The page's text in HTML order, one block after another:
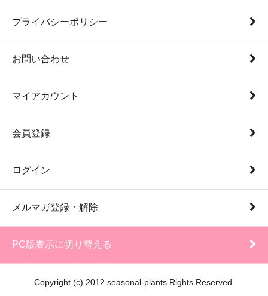
プライバシーポリシー
お問い合わせ
マイアカウント
会員登録
ログイン
メルマガ登録・解除
PC版表示に切り替える
Copyright (c) 2012 seasonal-plants Rights Reserved.